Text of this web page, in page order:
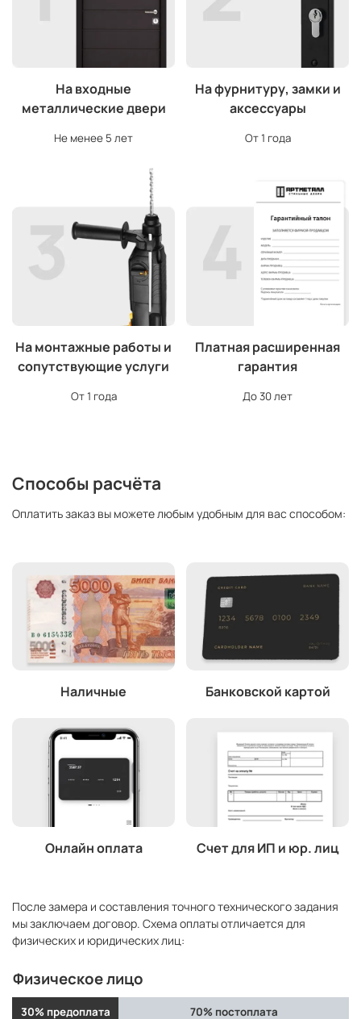
На входные
металлические двери
Не менее 5 лет
На фурнитуру, замки и
аксессуары
От 1 года
На монтажные работы и
сопутствующие услуги
От 1 года
Платная расширенная
гарантия
До 30 лет
Способы расчёта
Оплатить заказ вы можете любым удобным для вас способом:
Наличные Банковской картой
Онлайн оплата Счет для ИП и юр. лиц
После замера и составления точного технического задания
мы заключаем договор. Схема оплаты отличается для
физических и юридических лиц:
Физическое лицо
30% предоплата 70% постоплата